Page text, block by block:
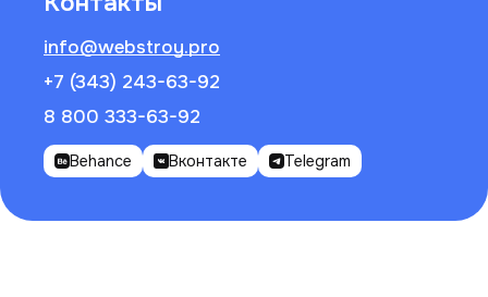
info@webstroy.pro
+7 (343) 243-63-92
8 800 333-63-92
Behance Вконтакте Telegram